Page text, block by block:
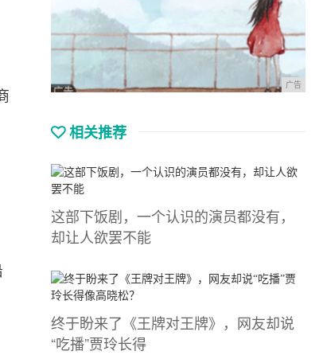
广告
相关推荐
这部下饭剧，一个认识的演员都没有，
却让人欲罢不能
终于盼来了《王牌对王牌》，网友却说
“吃播”贾玲长得